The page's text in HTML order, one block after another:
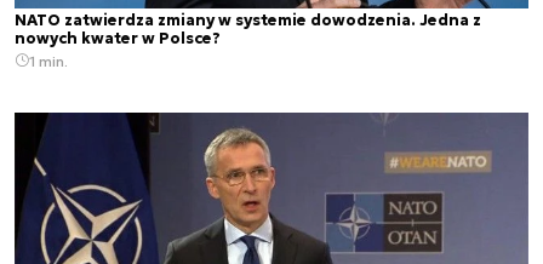
NATO zatwierdza zmiany w systemie dowodzenia. Jedna z
nowych kwater w Polsce?
1 min.